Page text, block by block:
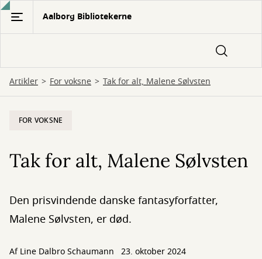
Gå
hovedindhold
Aalborg Bibliotekerne
Artikler For voksne Tak for alt, Malene Sølvsten
FOR VOKSNE
Tak for alt, Malene Sølvsten
Den prisvindende danske fantasyforfatter,
Malene Sølvsten, er død.
AfLine Dalbro Schaumann 23. oktober 2024